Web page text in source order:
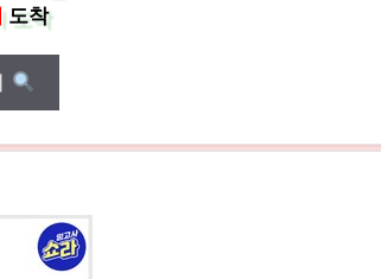
도착